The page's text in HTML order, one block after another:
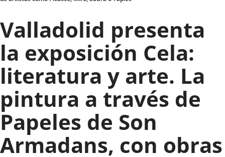
Valladolid
Valladolid presenta
la exposición Cela:
literatura y arte. La
pintura a través de
Papeles de Son
Armadans, con obras